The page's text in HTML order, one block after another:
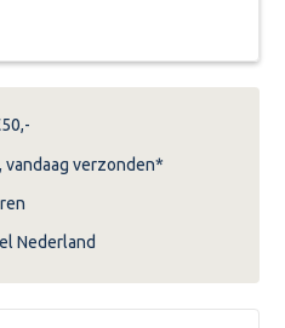
vandaag verzonden*
Nederland